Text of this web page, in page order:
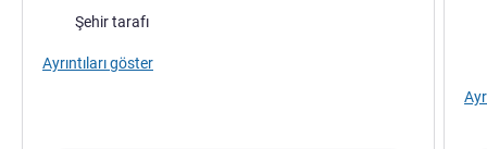
Manzara:Şehir tarafı
Ayrıntıları göster